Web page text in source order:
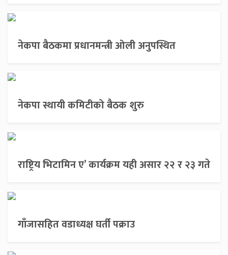
नेकपा बैठकमा प्रधानमन्त्री ओली अनुपस्थित
नेकपा स्थायी कमिटीको बैठक शुरु
राष्ट्रिय भिटामिन ए’ कार्यक्रम यही असार २२ र २३ गते
गाँजासहित वडाध्यक्ष घर्ती पक्राउ